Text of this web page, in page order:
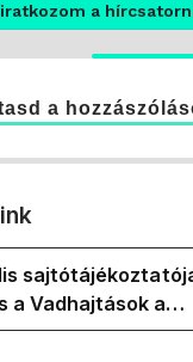
a
a
a Vadhajtások a
helyzetért